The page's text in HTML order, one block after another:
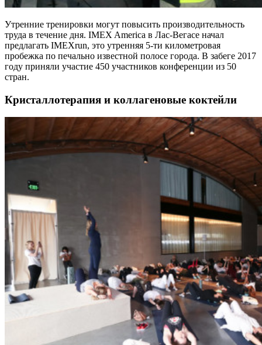
Утренние тренировки могут повысить производительность
труда в течение дня. IMEX America в Лас-Вегасе начал
предлагать IMEXrun, это утренняя 5-ти километровая
пробежка по печально известной полосе города. В забеге 2017
году приняли участие 450 участников конференции из 50
стран.
Кристаллотерапия и коллагеновые коктейли